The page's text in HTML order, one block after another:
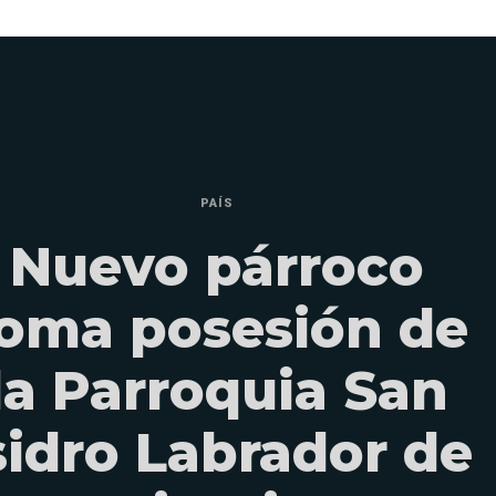
PAÍS
Nuevo párroco
posesión de
Parroquia San
Labrador de